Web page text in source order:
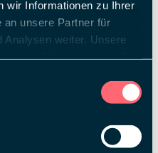
wir Informationen zu Ihrer
an unsere Partner für
Analysen weiter. Unsere
Ihrer Nutzung der Dienste
dank eines
von Rossmann